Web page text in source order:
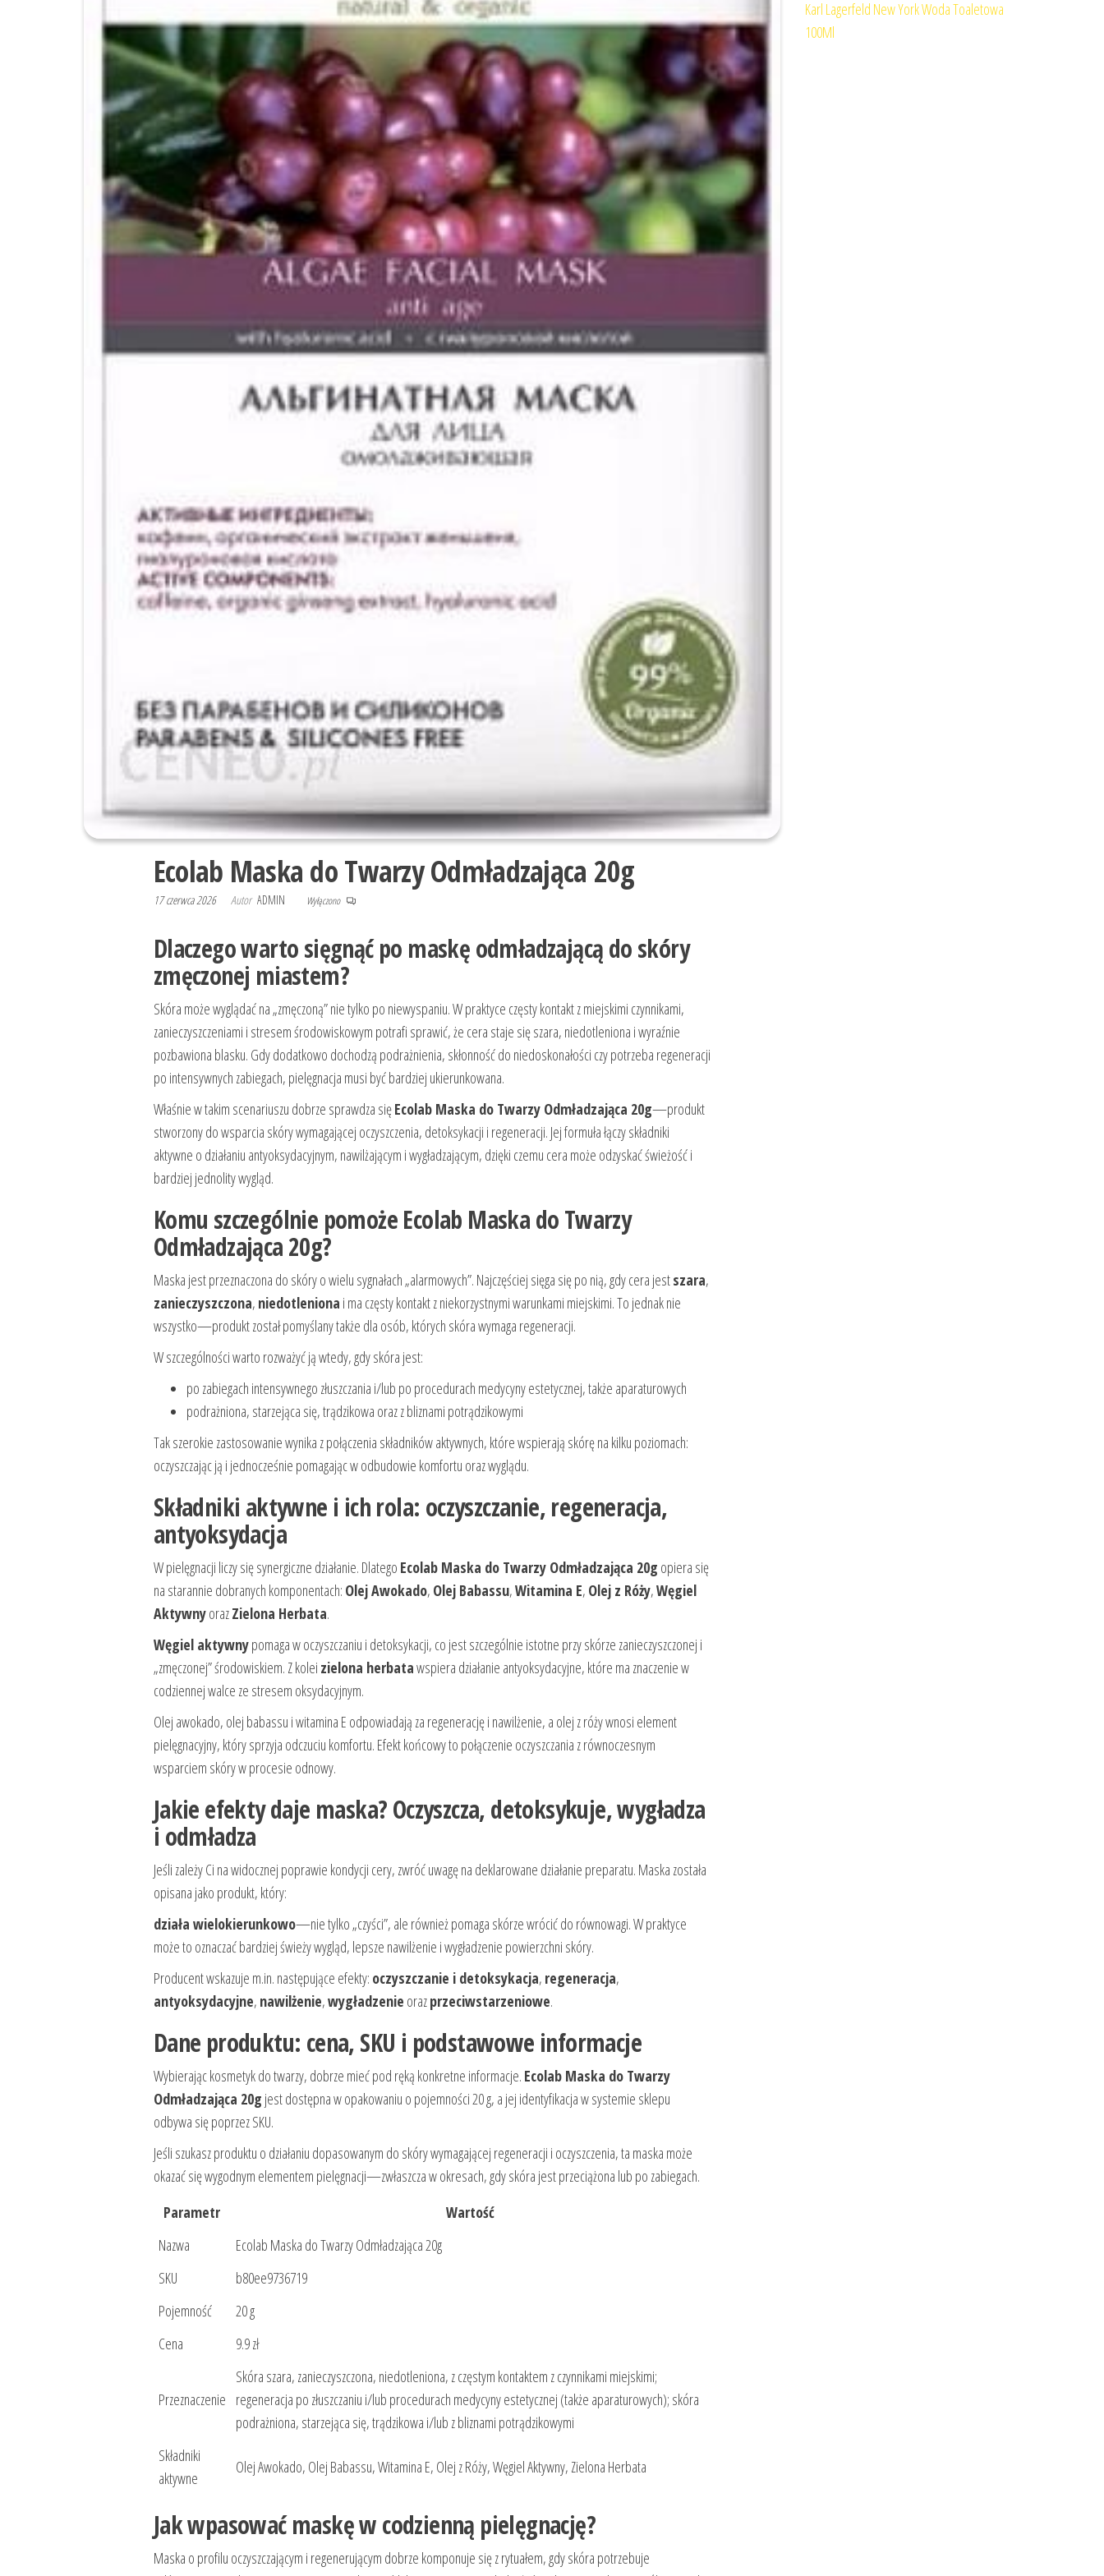
Ecolab Maska do Twarzy Odmładzająca 20g
17 czerwca 2026 Autor ADMIN Wyłączono
Dlaczego warto sięgnąć po maskę odmładzającą do skóry
zmęczonej miastem?
Skóra może wyglądać na „zmęczoną” nie tylko po niewyspaniu. W praktyce częsty kontakt z miejskimi czynnikami,
zanieczyszczeniami i stresem środowiskowym potrafi sprawić, że cera staje się szara, niedotleniona i wyraźnie
pozbawiona blasku. Gdy dodatkowo dochodzą podrażnienia, skłonność do niedoskonałości czy potrzeba regeneracji
po intensywnych zabiegach, pielęgnacja musi być bardziej ukierunkowana.
Właśnie w takim scenariuszu dobrze sprawdza sięEcolab Maska do Twarzy Odmładzająca 20g—produkt
stworzony do wsparcia skóry wymagającej oczyszczenia, detoksykacji i regeneracji. Jej formuła łączy składniki
aktywne o działaniu antyoksydacyjnym, nawilżającym i wygładzającym, dzięki czemu cera może odzyskać świeżość i
bardziej jednolity wygląd.
Komu szczególnie pomoże Ecolab Maska do Twarzy
Odmładzająca 20g?
Maska jest przeznaczona do skóry o wielu sygnałach „alarmowych”. Najczęściej sięga się po nią, gdy cera jestszara,
zanieczyszczona, niedotleniona i ma częsty kontakt z niekorzystnymi warunkami miejskimi. To jednak nie
wszystko—produkt został pomyślany także dla osób, których skóra wymaga regeneracji.
W szczególności warto rozważyć ją wtedy, gdy skóra jest:
po zabiegach intensywnego złuszczania i/lub po procedurach medycyny estetycznej, także aparaturowych
podrażniona, starzejąca się, trądzikowa oraz z bliznami potrądzikowymi
Tak szerokie zastosowanie wynika z połączenia składników aktywnych, które wspierają skórę na kilku poziomach:
oczyszczając ją i jednocześnie pomagając w odbudowie komfortu oraz wyglądu.
Składniki aktywne i ich rola: oczyszczanie, regeneracja,
antyoksydacja
W pielęgnacji liczy się synergiczne działanie. Dlatego Ecolab Maska do Twarzy Odmładzająca 20g opiera się
na starannie dobranych komponentach: Olej Awokado, Olej Babassu,Witamina E, Olej z Róży,Węgiel
AktywnyorazZielona Herbata.
Węgiel aktywnypomaga w oczyszczaniu i detoksykacji, co jest szczególnie istotne przy skórze zanieczyszczonej i
„zmęczonej” środowiskiem. Z kolei zielona herbatawspiera działanie antyoksydacyjne, które ma znaczenie w
codziennej walce ze stresem oksydacyjnym.
Olej awokado, olej babassu i witamina E odpowiadają za regenerację i nawilżenie, a olej z róży wnosi element
pielęgnacyjny, który sprzyja odczuciu komfortu. Efekt końcowy to połączenie oczyszczania z równoczesnym
wsparciem skóry w procesie odnowy.
Jakie efekty daje maska? Oczyszcza, detoksykuje, wygładza
i odmładza
Jeśli zależy Ci na widocznej poprawie kondycji cery, zwróć uwagę na deklarowane działanie preparatu. Maska została
opisana jako produkt, który:
działa wielokierunkowo—nie tylko „czyści”, ale również pomaga skórze wrócić do równowagi. W praktyce
może to oznaczać bardziej świeży wygląd, lepsze nawilżenie i wygładzenie powierzchni skóry.
Producent wskazuje m.in. następujące efekty: oczyszczanie i detoksykacja, regeneracja,
antyoksydacyjne, nawilżenie,wygładzenie orazprzeciwstarzeniowe.
Dane produktu: cena, SKU i podstawowe informacje
Wybierając kosmetyk do twarzy, dobrze mieć pod ręką konkretne informacje. Ecolab Maska do Twarzy
Odmładzająca 20g jest dostępna w opakowaniu o pojemności 20 g, a jej identyfikacja w systemie sklepu
odbywa się poprzez SKU.
Jeśli szukasz produktu o działaniu dopasowanym do skóry wymagającej regeneracji i oczyszczenia, ta maska może
okazać się wygodnym elementem pielęgnacji—zwłaszcza w okresach, gdy skóra jest przeciążona lub po zabiegach.
Parametr
Wartość
Nazwa
Ecolab Maska do Twarzy Odmładzająca 20g
SKU
b80ee9736719
Pojemność
20 g
Cena
9.9 zł
Przeznaczenie
Skóra szara, zanieczyszczona, niedotleniona, z częstym kontaktem z czynnikami miejskimi;
regeneracja po złuszczaniu i/lub procedurach medycyny estetycznej (także aparaturowych); skóra
podrażniona, starzejąca się, trądzikowa i/lub z bliznami potrądzikowymi
Składniki
aktywne
Olej Awokado, Olej Babassu, Witamina E, Olej z Róży, Węgiel Aktywny, Zielona Herbata
Jak wpasować maskę w codzienną pielęgnację?
Maska o profilu oczyszczającym i regenerującym dobrze komponuje się z rytuałem, gdy skóra potrzebuje
Karl Lagerfeld New York Woda Toaletowa
100Ml